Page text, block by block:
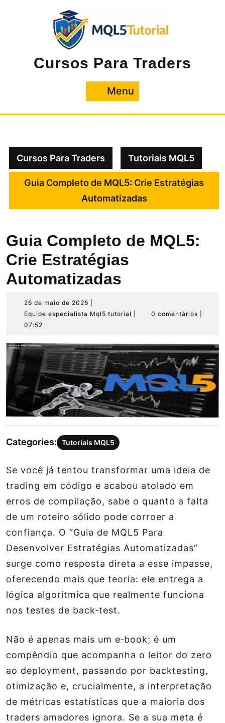
Cursos Para Traders
Menu
Cursos Para Traders Tutoriais MQL5
Guia Completo de MQL5: Crie Estratégias
Automatizadas
Guia Completo de MQL5:
Crie Estratégias
Automatizadas
26 de maio de 2026
de
2026
Equipe especialista Mql5 tutorial
Equipe
tutorial
0 comentários
07:52
Categories: Tutoriais MQL5
Se você já tentou transformar uma ideia de
trading em código e acabou atolado em
erros de compilação, sabe o quanto a falta
de um roteiro sólido pode corroer a
confiança. O “Guia de MQL5 Para
Desenvolver Estratégias Automatizadas”
surge como resposta direta a esse impasse,
oferecendo mais que teoria: ele entrega a
lógica algorítmica que realmente funciona
nos testes de back‑test.
Não é apenas mais um e‑book; é um
compêndio que acompanha o leitor do zero
ao deployment, passando por backtesting,
otimização e, crucialmente, a interpretação
de métricas estatísticas que a maioria dos
traders amadores ignora. Se a sua meta é